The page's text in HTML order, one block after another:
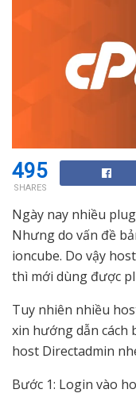
495
SHARES
Ngày nay nhiều
Nhưng do vấn đề
ioncube. Do vậy
thì mới dùng được
Tuy nhiên nhiều
xin hướng dẫn cách
host Directadmin
Bước 1: Login vào